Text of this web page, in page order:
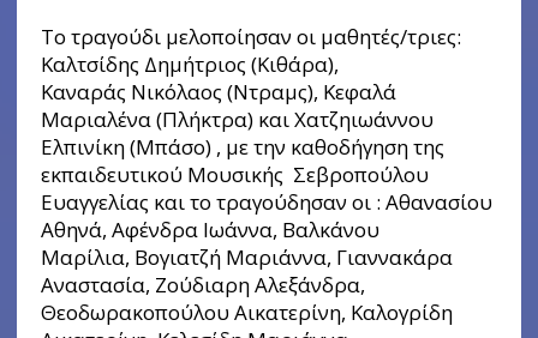
Το τραγούδι μελοποίησαν οι μαθητές/τριες:
Καλτσίδης Δημήτριος (Κιθάρα),
Καναράς Νικόλαος (Ντραμς), Κεφαλά
Μαριαλένα (Πλήκτρα) και Χατζηιωάννου
Ελπινίκη (Μπάσο) , με την καθοδήγηση της
εκπαιδευτικού Μουσικής Σεβροπούλου
Ευαγγελίας και το τραγούδησαν οι : Αθανασίου
Αθηνά, Αφένδρα Ιωάννα, Βαλκάνου
Μαρίλια, Βογιατζή Μαριάννα, Γιαννακάρα
Αναστασία, Ζούδιαρη Αλεξάνδρα,
Θεοδωρακοπούλου Αικατερίνη, Καλογρίδη